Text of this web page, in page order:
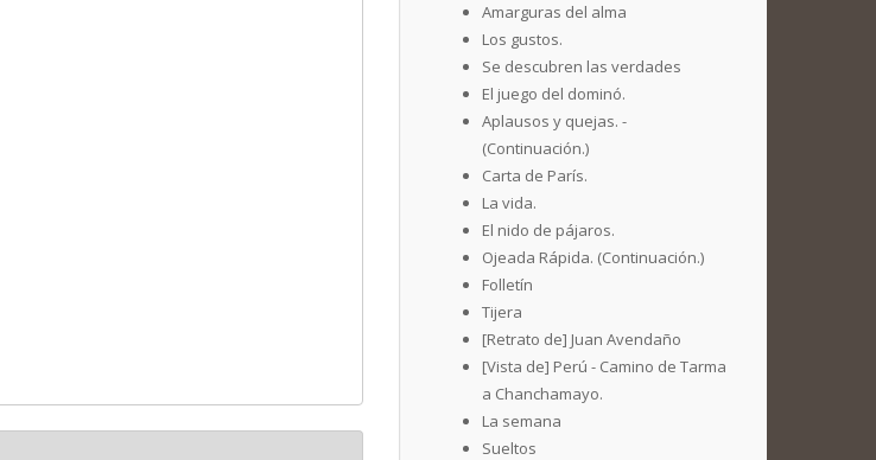
Amarguras del alma
Los gustos.
Se descubren las verdades
El juego del dominó.
Aplausos y quejas. -
(Continuación.)
Carta de París.
La vida.
El nido de pájaros.
Ojeada Rápida. (Continuación.)
Folletín
Tijera
[Retrato de] Juan Avendaño
[Vista de] Perú - Camino de Tarma
a Chanchamayo.
La semana
Sueltos